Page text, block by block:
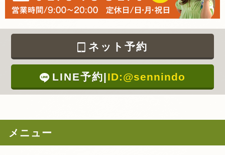
ネット予約
LINE予約|ID:@sennindo
メニュー